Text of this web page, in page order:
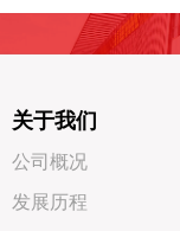
关于我们
公司概况
发展历程